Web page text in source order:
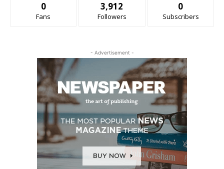
0
Fans
3,912
Followers
0
Subscribers
- Advertisement -